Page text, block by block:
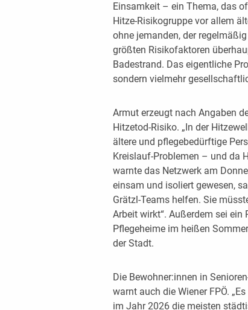
Einsamkeit – ein Thema, das
Hitze-Risikogruppe vor allem
ohne jemanden, der
größten Risikofaktoren
Badestrand. Das eigentliche
sondern vielmehr
Armut erzeugt nach Angaben
Hitzetod-Risiko. „In der
ältere und pflegebedürftige
Kreislauf-Problemen – und da
warnte das Netzwerk am
einsam und isoliert gewesen,
Grätzl-Teams helfen. Sie
Arbeit wirkt“. Außerdem sei ein
Pflegeheime im heißen
der Stadt.
Die Bewohner:innen in
warnt auch die Wiener FPÖ.
im Jahr 2026 die meisten